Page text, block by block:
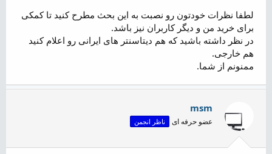
لطفا نظرات خودتون رو نصبت به این بحث مطرح کنید تا کمکی
برای خرید من و دیگر کاربران نیز باشد.
در نظر داشته باشید که هم دیتاسنتر های ایرانی رو اعلام کنید
هم خارجی.
ممنونم از شما.
msm
عضو حرفه ای ناظر انجمن